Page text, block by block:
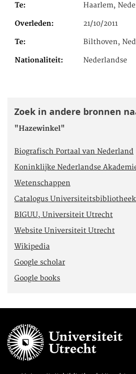
Te Haarlem,
Overleden 21/10/2011
Te Bilthoven,
Nationaliteit Nederlandse
Zoek in andere bronnen
"Hazewinkel"
Biografisch Portaal van Nederland
Koninklijke Nederlandse
Wetenschappen
Catalogus
BIGUU, Universiteit Utrecht
Website Universiteit Utrecht
Wikipedia
Google scholar
Google books